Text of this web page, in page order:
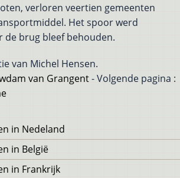
verloren veertien gemeenten
Het spoor werd
de brug bleef behouden.
van Michel Hensen.
van Grangent- Volgende pagina :
in Nedeland
in België
in Frankrijk